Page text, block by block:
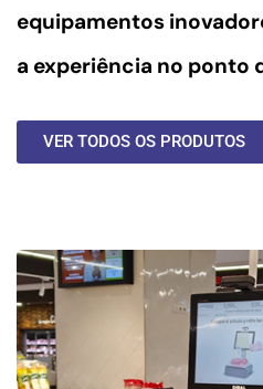
equipamentos
a experiência no ponto
VER TODOS OS PRODUTOS